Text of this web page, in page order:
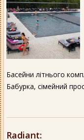
Басейни літнього
Бабурка, сімейний
Radiant: